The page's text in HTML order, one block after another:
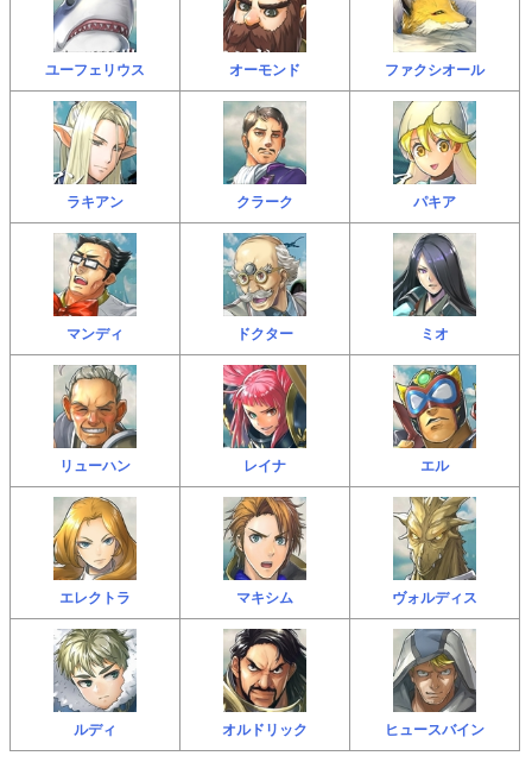
ユーフェリウス オーモンド ファクシオール
ラキアン クラーク パキア
マンディ ドクター ミオ
リューハン レイナ エル
エレクトラ マキシム ヴォルディス
ルディ オルドリック ヒュースバイン